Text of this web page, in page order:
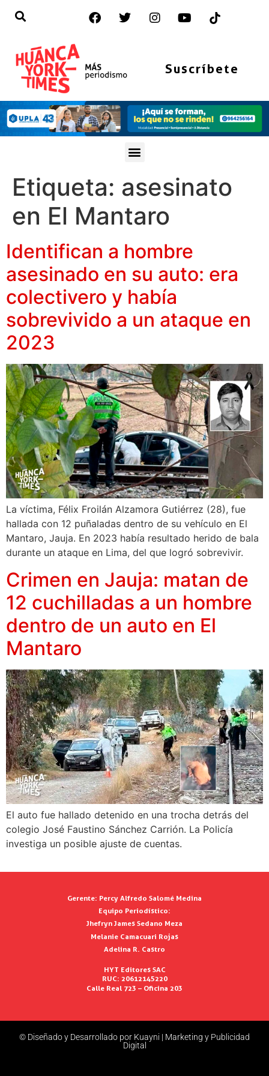
Suscríbete
Etiqueta: asesinato
en El Mantaro
Identifican a hombre
asesinado en su auto: era
colectivero y había
sobrevivido a un ataque en
2023
La víctima, Félix Froilán Alzamora Gutiérrez (28), fue
hallada con 12 puñaladas dentro de su vehículo en El
Mantaro, Jauja. En 2023 había resultado herido de bala
durante un ataque en Lima, del que logró sobrevivir.
Crimen en Jauja: matan de
12 cuchilladas a un hombre
dentro de un auto en El
Mantaro
El auto fue hallado detenido en una trocha detrás del
colegio José Faustino Sánchez Carrión. La Policía
investiga un posible ajuste de cuentas.
Gerente: Percy Alfredo Salomé Medina
Equipo Periodístico:
Jhefryn James Sedano Meza
Melanie Camacuari Rojas
Adelina R. Castro
HYT Editores SAC
RUC: 20612145220
Calle Real 723 – Oficina 203
© Diseñado y Desarrollado por Kuayni | Marketing y Publicidad
Digital